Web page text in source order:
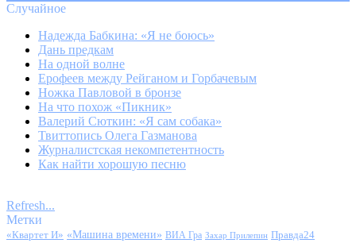
Случайное
Надежда Бабкина: «Я не боюсь»
Дань предкам
На одной волне
Ерофеев между Рейганом и Горбачевым
Ножка Павловой в бронзе
На что похож «Пикник»
Валерий Сюткин: «Я сам собака»
Твиттопись Олега Газманова
Журналистская некомпетентность
Как найти хорошую песню
Refresh...
Метки
«Квартет И» «Машина времени» ВИА Гра Захар Прилепин Правда24